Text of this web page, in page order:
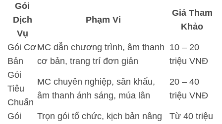
Gói
Dịch
Vụ
Phạm Vi
Giá Tham
Khảo
Gói Cơ
Bản
MC dẫn chương trình, âm thanh
cơ bản, trang trí đơn giản
10 – 20
triệu VNĐ
Gói
Tiêu
Chuẩn
MC chuyên nghiệp, sân khấu,
âm thanh ánh sáng, múa lân
20 – 40
triệu VNĐ
Gói
Trọn gói tổ chức, kịch bản nâng
Từ 40 triệu